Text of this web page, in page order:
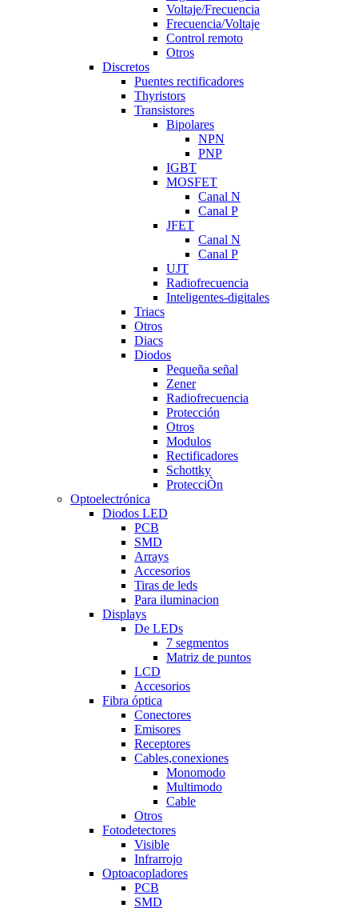
Voltaje/Frecuencia
Frecuencia/Voltaje
Control remoto
Otros
Discretos
Puentes rectificadores
Thyristors
Transistores
Bipolares
NPN
PNP
IGBT
MOSFET
Canal N
Canal P
JFET
Canal N
Canal P
UJT
Radiofrecuencia
Inteligentes-digitales
Triacs
Otros
Diacs
Diodos
Pequeña señal
Zener
Radiofrecuencia
Protección
Otros
Modulos
Rectificadores
Schottky
ProtecciÒn
Optoelectrónica
Diodos LED
PCB
SMD
Arrays
Accesorios
Tiras de leds
Para iluminacion
Displays
De LEDs
7 segmentos
Matriz de puntos
LCD
Accesorios
Fibra óptica
Conectores
Emisores
Receptores
Cables,conexiones
Monomodo
Multimodo
Cable
Otros
Fotodetectores
Visible
Infrarrojo
Optoacopladores
PCB
SMD